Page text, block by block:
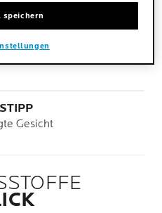
Gesicht
speichern